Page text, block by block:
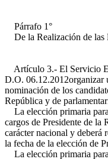
Párrafo 1°
De la Realización de las
Artículo 3.- El Servicio
D.O. 06.12.2012organizar
nominación de los
República y de
La elección primaria
cargos de Presidente de la
carácter nacional y deberá
la fecha de la elección de
La elección primaria